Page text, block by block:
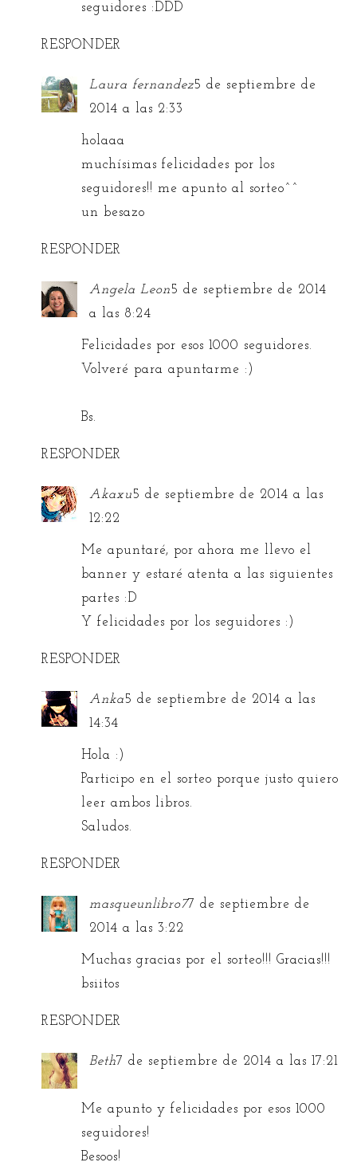
seguidores :DDD
RESPONDER
Laura fernandez5 de septiembre de
2014 a las 2:33
holaaa
muchísimas felicidades por los
seguidores!! me apunto al sorteo^^
un besazo
RESPONDER
Angela Leon5 de septiembre de 2014
a las 8:24
Felicidades por esos 1000 seguidores.
Volveré para apuntarme :)
Bs.
RESPONDER
Akaxu5 de septiembre de 2014 a las
12:22
Me apuntaré, por ahora me llevo el
banner y estaré atenta a las siguientes
partes :D
Y felicidades por los seguidores :)
RESPONDER
Anka5 de septiembre de 2014 a las
14:34
Hola :)
Participo en el sorteo porque justo quiero
leer ambos libros.
Saludos.
RESPONDER
masqueunlibro77 de septiembre de
2014 a las 3:22
Muchas gracias por el sorteo!!! Gracias!!!
bsiitos
RESPONDER
Beth7 de septiembre de 2014 a las 17:21
Me apunto y felicidades por esos 1000
seguidores!
Besoos!